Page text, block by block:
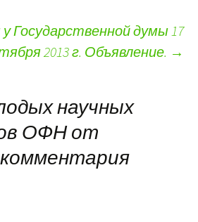
у Государственной думы 17
2013 г. Объявление. →
научных
ОФН от
комментария